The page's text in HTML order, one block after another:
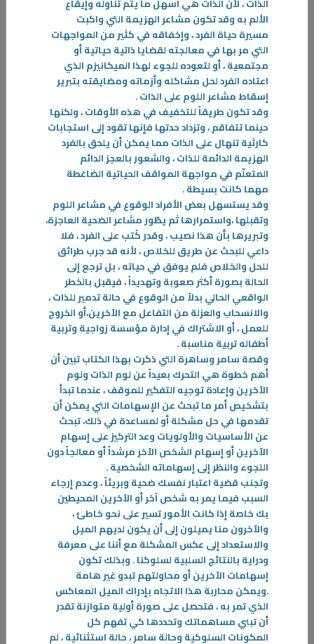
كيف تقطع علاقتك بهاتفك
الهواتف الذكية نفسها ليست المشكلة . المشكلة هي علاقتنا بها . على الرغم
من كل شيء هناك الكثير من الأسباب لكي نحب هواتفنا الذكية
سيكولوجية اللوم د. يوسف قطامي أ. طارق قطامي
لقد أثارت فرضية الدكتور ألبرت إليس الطبيب النفسي الأمريكي في ( أن
اللوم هو العامل الرئيسي للاضطرابات الانفعالية النفسية .. ومشاعرها ) ، وقد
كانت هذه الفرضية هي الشرارة التي لمعت في عقل المؤلفين
الذات ، لأن الذات هي أسهل ما يتم تناوله وإيقاع
الألم به وقد تكون مشاعر الهزيمة التي واكبت
مسيرة حياة الفرد ، وإخفاقه في كثير من المواجهات
التي مر بها في معالجته لقضايا ذاتية حياتية أو
مجتمعية ، أو لتعوده للجوء لهذا الميكانيزم الذي
اعتاده الفرد لحل مشاكله وأزماته ومضايقته بتبرير
إسقاط مشاعر اللوم على الذات.
وقد تكون طريقاً للتخفيف في هذه الأوقات ، ولكنها
حينما تتفاقم ، وتزداد حدتها فإنها تقود إلى استجابات
كارثية تنهال على الذات مما يمكن أن يلحق بالفرد
الهزيمة الدائمة للذات ، والشعور بالعجز الدائم
المتعلّم في مواجهة المواقف الحياتية الضاغطة
مهما كانت بسيطة.
وقد يستسهل بعض الأفراد الوقوع في مشاعر اللوم
وتقبلها ،واستمرارها ثم يطّور مشاعر الضحية العاجزة،
وتبريرها بأن هذا نصيب ، وقدر كُتب على الفرد ، فلا
داعي للبحث عن طريق للخلاص ، لأنه قد جرب طرائق
للحل والخلاص فلم يوفق في حياته ، بل ترجع إلى
الحالة بصورة أكثر صعوبة وتهديداً ، فيقبل بالخطر
الواقعي الحالي بدلاً من الوقوع في حالة تدمير للذات ،
والانسحاب والعزلة من التفاعل مع الآخرين،أو الخروج
للعمل ، أو الاشتراك في إدارة مؤسسة زواجية وتربية
أطفاله تربية مناسبة.
وقصة سامر وساهرة التي ذكرت بهذا الكتاب تبين أن
أهم خطوة هي التحرك بعيداً عن لوم الذات ولوم
الآخرين وإعادة توجيه التفكير للموقف ، عندما تبدأ
بتشخيص أمر ما تبحث عن الإسهامات التي يمكن أن
تقدمها في حل مشكلة أو لمساعدة في ذلك، تبحث
عن الأساسيات والأولويات وعد التركيز على إسهام
الآخرين أو إسهام الشخص الآخر مرشداً أو معالجاً دون
اللجوء والنظر إلى إسهاماته الشخصية.
وتجنب قضية اعتبار نفسك ضحية وبريئاً ، وعدم إرجاء
السبب فيما يمر به شخص آخر أو الآخرين المحيطين
بك خاصة إذا كانت الأمور تسير على نحو خاطئ ،
والآخرون منا يميلون إلى أن يكون لديهم الميل
والاستعداد إلى عكس المشكلة مع أننا على معرفة
ودراية بالنتائج السلبية لسلوكنا . وبذلك تكون
إسهامات الآخرين أو محاولتهم تبدو غير هامة
.ويمكن محاربة هذا الاتجاه بإدراك الميل المعاكس
الذي تمر به ، فتحصل على صورة أولية متوازنة تقدر
أن تبني مساهماتك وتحددها كي تفهم كل
المكونات السلوكية وحالة سامر ، حالة استثنائية ، لم